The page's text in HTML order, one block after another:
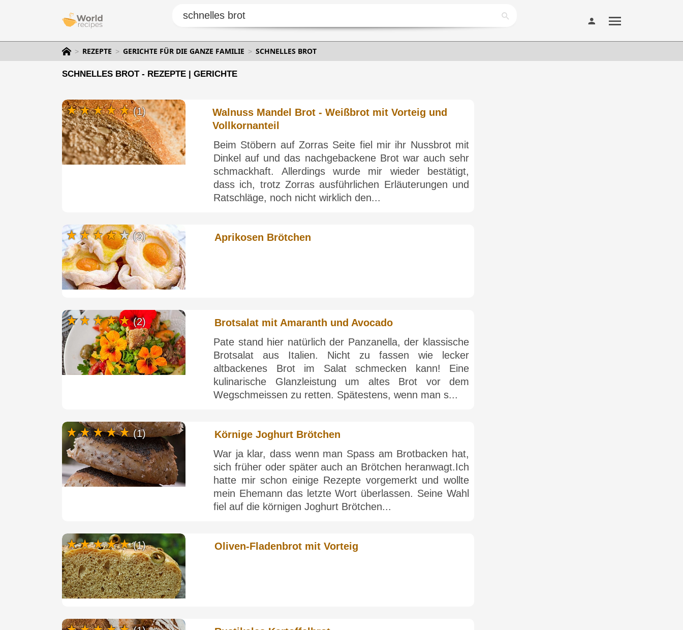
REZEPTE GERICHTE FÜR DIE GANZE FAMILIE SCHNELLES BROT
SCHNELLES BROT - REZEPTE | GERICHTE
Walnuss Mandel Brot - Weißbrot mit Vorteig und
Vollkornanteil
Beim Stöbern auf Zorras Seite fiel mir ihr Nussbrot mit
Dinkel auf und das nachgebackene Brot war auch sehr
schmackhaft. Allerdings wurde mir wieder bestätigt,
dass ich, trotz Zorras ausführlichen Erläuterungen und
Ratschläge, noch nicht wirklich den...
(1)
Aprikosen Brötchen
(3)
Brotsalat mit Amaranth und Avocado
Pate stand hier natürlich der Panzanella, der klassische
Brotsalat aus Italien. Nicht zu fassen wie lecker
altbackenes Brot im Salat schmecken kann! Eine
kulinarische Glanzleistung um altes Brot vor dem
Wegschmeissen zu retten. Spätestens, wenn man s...
(2)
Körnige Joghurt Brötchen
War ja klar, dass wenn man Spass am Brotbacken hat,
sich früher oder später auch an Brötchen heranwagt.Ich
hatte mir schon einige Rezepte vorgemerkt und wollte
mein Ehemann das letzte Wort überlassen. Seine Wahl
fiel auf die körnigen Joghurt Brötchen...
(1)
Oliven-Fladenbrot mit Vorteig
(1)